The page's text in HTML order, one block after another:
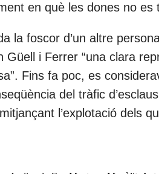
en què les dones no es
la foscor d’un altre
i Ferrer “una clara
Fins fa poc, es
del tràfic
l’explotació dels